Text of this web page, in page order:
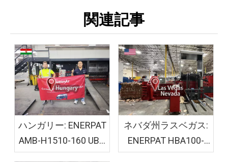
関連記事
ハンガリー: ENERPAT
AMB-H1510-160 UBC
ベーラー機が設置さ
ネバダ州ラスベガス:
ENERPAT HBA100-
110110 段ボール粉砕